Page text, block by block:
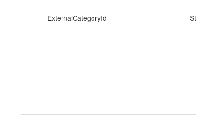
ExternalCategoryId String